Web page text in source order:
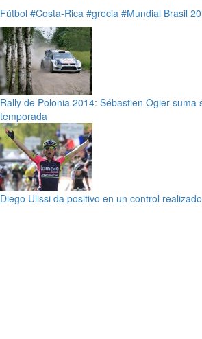
Fútbol #Costa-Rica #grecia #Mundial Brasil
Rally de Polonia 2014: Sébastien Ogier suma
temporada
Diego Ulissi da positivo en un control